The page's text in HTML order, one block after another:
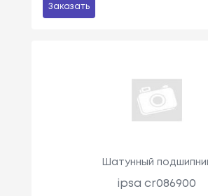
Заказать
Шатунный
ipsa cr086900